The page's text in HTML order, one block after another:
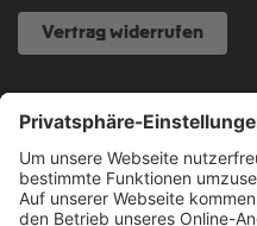
Vertrag widerrufen
NOCH FRAGEN?
040 317 874 888